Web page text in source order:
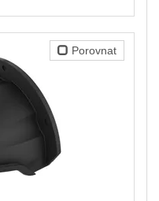
Porovnat